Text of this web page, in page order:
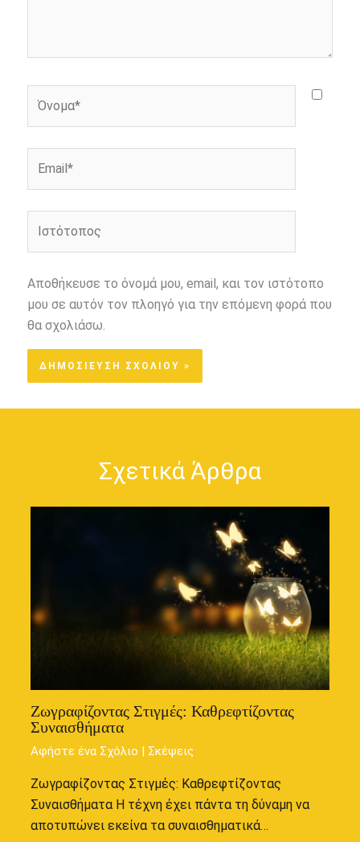
Αποθήκευσε το όνομά μου, email, και τον ιστότοπο
μου σε αυτόν τον πλοηγό για την επόμενη φορά που
θα σχολιάσω.
Σχετικά Άρθρα
Ζωγραφίζοντας Στιγμές: Καθρεφτίζοντας
Συναισθήματα
Αφήστε ένα Σχόλιο | Σκέψεις
Ζωγραφίζοντας Στιγμές: Καθρεφτίζοντας
Συναισθήματα Η τέχνη έχει πάντα τη δύναμη να
αποτυπώνει εκείνα τα συναισθηματικά…